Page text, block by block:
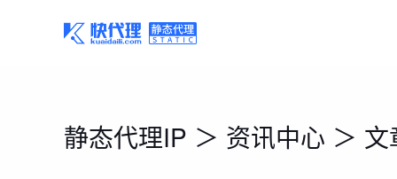
静态代理IP ＞ 资讯中心 ＞ 文